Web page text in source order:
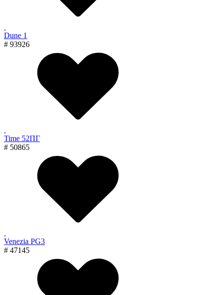
Dune 1
# 93926
Time 52ПГ
# 50865
Venezia PG3
# 47145